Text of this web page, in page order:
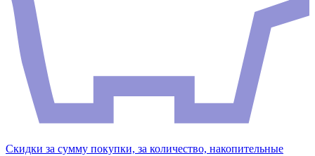
Скидки за сумму покупки, за количество, накопительные